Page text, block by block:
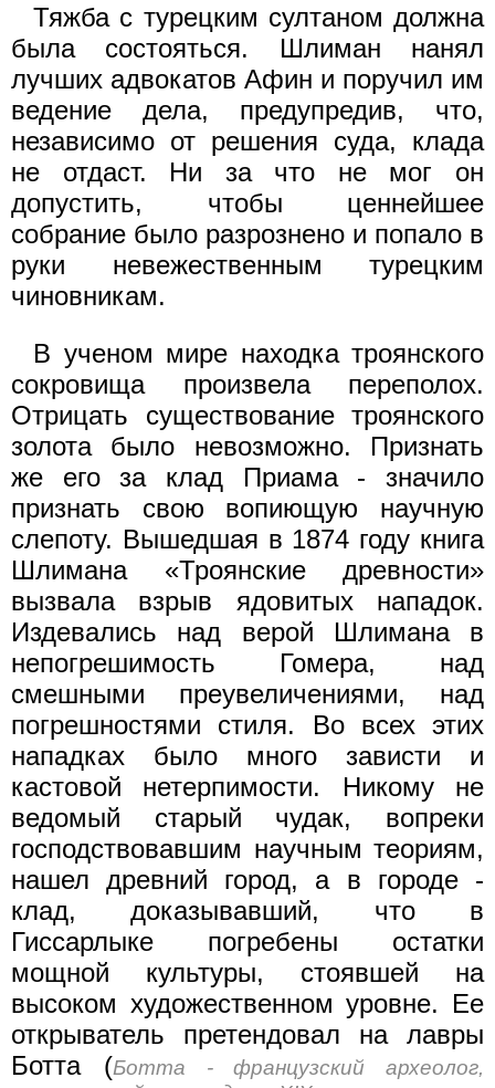
Тяжба с турецким султаном должна
была состояться. Шлиман нанял
лучших адвокатов Афин и поручил им
ведение дела, предупредив, что,
независимо от решения суда, клада
не отдаст. Ни за что не мог он
допустить, чтобы ценнейшее
собрание было разрознено и попало в
руки невежественным турецким
чиновникам.
В ученом мире находка троянского
сокровища произвела переполох.
Отрицать существование троянского
золота было невозможно. Признать
же его за клад Приама - значило
признать свою вопиющую научную
слепоту. Вышедшая в 1874 году книга
Шлимана «Троянские древности»
вызвала взрыв ядовитых нападок.
Издевались над верой Шлимана в
непогрешимость Гомера, над
смешными преувеличениями, над
погрешностями стиля. Во всех этих
нападках было много зависти и
кастовой нетерпимости. Никому не
ведомый старый чудак, вопреки
господствовавшим научным теориям,
нашел древний город, а в городе -
клад, доказывавший, что в
Гиссарлыке погребены остатки
мощной культуры, стоявшей на
высоком художественном уровне. Ее
открыватель претендовал на лавры
Ботта (Ботта - французский археолог,